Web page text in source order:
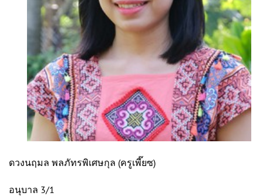
ดวงนฤมล พลภัทรพิเศษกุล (ครูเพี๊ยซ)
อนุบาล 3/1